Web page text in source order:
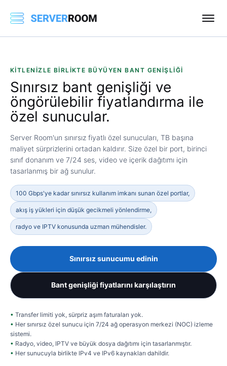
KITLENIZLE BIRLIKTE BÜYÜYEN BANT GENIŞLIĞI
Sınırsız bant genişliği ve
öngörülebilir fiyatlandırma ile
özel sunucular.
Server Room'un sınırsız fiyatlı özel sunucuları, TB başına
maliyet sürprizlerini ortadan kaldırır. Size özel bir port, birinci
sınıf donanım ve 7/24 ses, video ve içerik dağıtımı için
tasarlanmış bir ağ sunulur.
100 Gbps'ye kadar sınırsız kullanım imkanı sunan özel portlar,
akış iş yükleri için düşük gecikmeli yönlendirme,
radyo ve IPTV konusunda uzman mühendisler.
Sınırsız sunucumu edinin
Bant genişliği fiyatlarını karşılaştırın
Transfer limiti yok, sürpriz aşım faturaları yok.
Her sınırsız özel sunucu için 7/24 ağ operasyon merkezi (NOC) izleme
sistemi.
Radyo, video, IPTV ve büyük dosya dağıtımı için tasarlanmıştır.
Her sunucuyla birlikte IPv4 ve IPv6 kaynakları dahildir.